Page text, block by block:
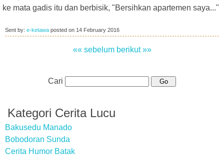
ke mata gadis itu dan berbisik, "Bersihkan apartemen saya..."
Sent by: e-ketawa posted on 14 February 2016
«« sebelum berikut »»
Cari
Kategori Cerita Lucu
Bakusedu Manado
Bobodoran Sunda
Cerita Humor Batak